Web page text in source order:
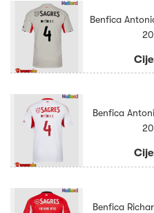
Benfica
Benfica
Benfica